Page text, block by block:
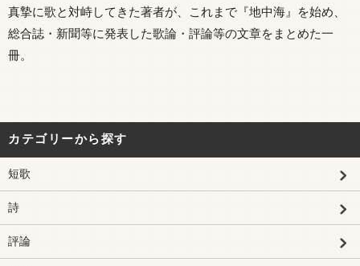
真摯に歌と対峙してきた著者が、これまで『地中海』を始め、
総合誌・新聞等に発表した歌論・評論等の文章をまとめた一
冊。
カテゴリーから探す
短歌
詩
評論